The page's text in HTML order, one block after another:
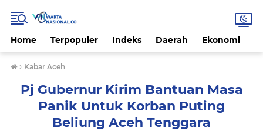
Home Terpopuler Indeks Daerah Ekonomi
› Kabar Aceh
Pj Gubernur Kirim Bantuan Masa
Panik Untuk Korban Puting
Beliung Aceh Tenggara